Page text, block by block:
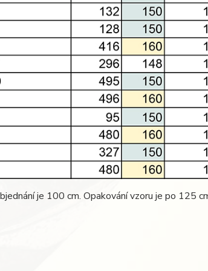
je 100 cm. Opakování vzoru je po 125